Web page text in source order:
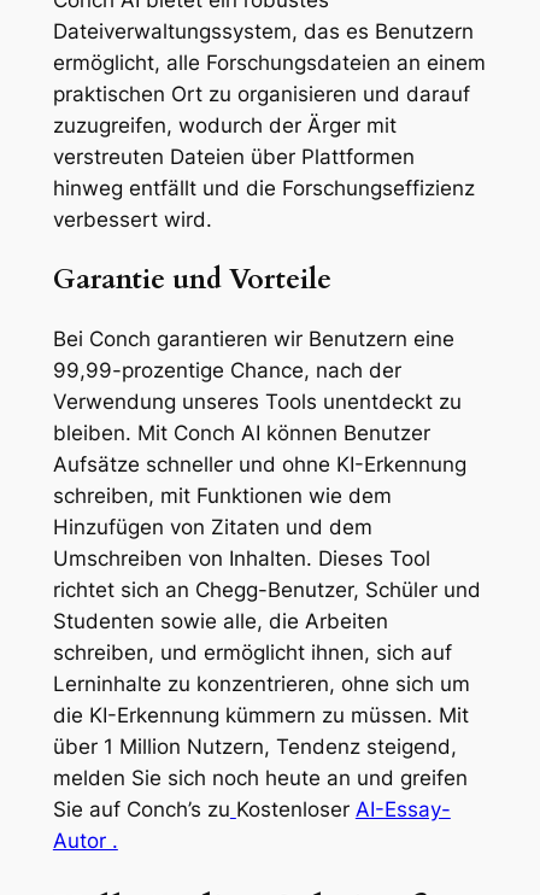
Dateiverwaltungssystem, das es Benutzern
ermöglicht, alle Forschungsdateien an einem
praktischen Ort zu organisieren und darauf
zuzugreifen, wodurch der Ärger mit
verstreuten Dateien über Plattformen
hinweg entfällt und die Forschungseffizienz
verbessert wird.
Garantie und Vorteile
Bei Conch garantieren wir Benutzern eine
99,99-prozentige Chance, nach der
Verwendung unseres Tools unentdeckt zu
bleiben. Mit Conch AI können Benutzer
Aufsätze schneller und ohne KI-Erkennung
schreiben, mit Funktionen wie dem
Hinzufügen von Zitaten und dem
Umschreiben von Inhalten. Dieses Tool
richtet sich an Chegg-Benutzer, Schüler und
Studenten sowie alle, die Arbeiten
schreiben, und ermöglicht ihnen, sich auf
Lerninhalte zu konzentrieren, ohne sich um
die KI-Erkennung kümmern zu müssen. Mit
über 1 Million Nutzern, Tendenz steigend,
melden Sie sich noch heute an und greifen
Sie auf Conch’s zu Kostenloser AI-Essay-
Autor .